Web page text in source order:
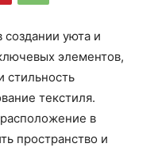
уюта и
элементов,
стильность
текстиля.
в
пространство и